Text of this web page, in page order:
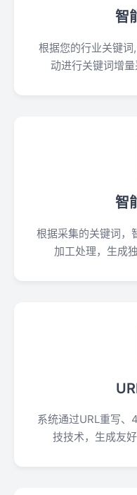
智
根据您的行业关键
动进行关键词增量
智
根据采集的关键词，
加工处理，生成
系统通过URL重写
技技术，生成友